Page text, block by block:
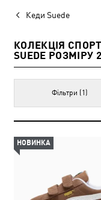
Кеди Suede
КОЛЕКЦІЯ
SUEDE РОЗМІРУ
Фільтри (1)
НОВИНКА